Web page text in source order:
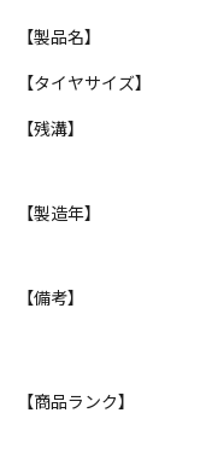
【製品名】
【タイヤサイズ】
【残溝】
【製造年】
【備考】
【商品ランク】